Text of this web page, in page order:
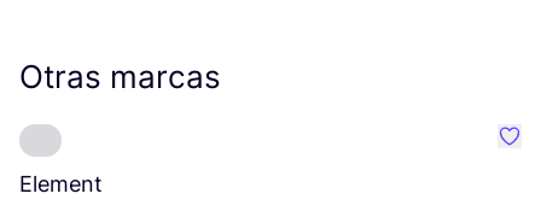
Otras marcas
Element